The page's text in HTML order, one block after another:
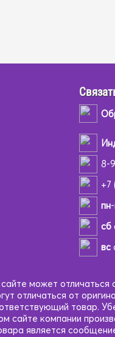
8-
+7
пн-
сб
вс
может
отличаться от
товар.
компании
является